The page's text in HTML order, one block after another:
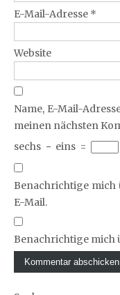
E-Mail-Adresse *
Website
Name, E-Mail-
meinen nächsten
sechs − eins =
Benachrichtige mich
E-Mail.
Benachrichtige mich